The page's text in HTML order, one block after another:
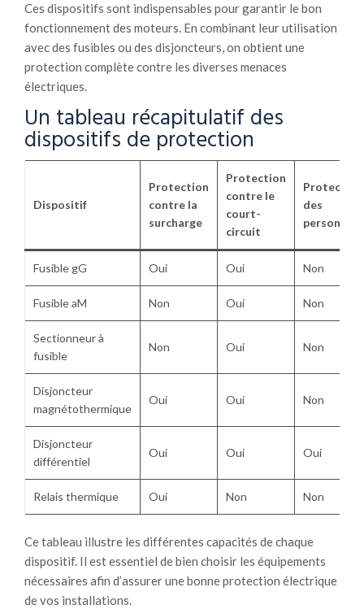
Ces dispositifs sont indispensables pour garantir le bon
fonctionnement des moteurs. En combinant leur utilisation
avec des fusibles ou des disjoncteurs, on obtient une
protection complète contre les diverses menaces
électriques.
Un tableau récapitulatif des
dispositifs de protection
Dispositif
Protection
contre la
surcharge
Protection
contre le
court-
circuit
Protection
des
personnes
Fusible gG Oui Oui Non
Fusible aM Non Oui Non
Sectionneur à
fusible
Non Oui Non
Disjoncteur
magnétothermique
Oui Oui Non
Disjoncteur
différentiel
Oui Oui Oui
Relais thermique Oui Non Non
Ce tableau illustre les différentes capacités de chaque
dispositif. Il est essentiel de bien choisir les équipements
nécessaires afin d’assurer une bonne protection électrique
de vos installations.